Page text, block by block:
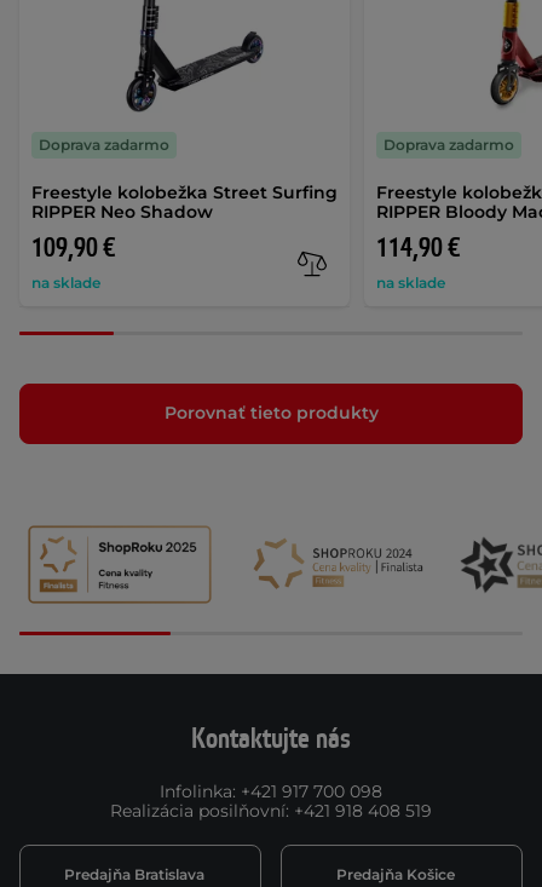
Freestyle kolobežka Street Surfing
RIPPER Neo Shadow
109,90 €
na sklade
Doprava zadarmo
Freestyle
RIPPER Bloody
114,90 €
na sklade
Doprava zadarmo
Porovnať tieto produkty
Kontaktujte nás
Infolinka: +421 917 700 098
Realizácia posilňovní: +421 918 408 519
Predajňa Bratislava Predajňa Košice